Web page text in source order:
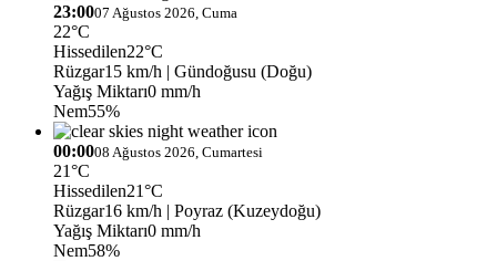
23:0007 Ağustos 2026, Cuma
22°C
Hissedilen22°C
Rüzgar15 km/h | Gündoğusu (Doğu)
Yağış Miktarı0 mm/h
Nem55%
00:0008 Ağustos 2026, Cumartesi
21°C
Hissedilen21°C
Rüzgar16 km/h | Poyraz (Kuzeydoğu)
Yağış Miktarı0 mm/h
Nem58%